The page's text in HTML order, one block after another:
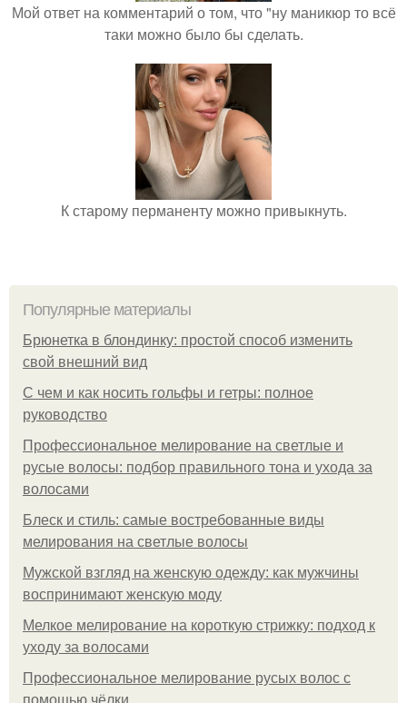
Мой ответ на комментарий о том, что "ну маникюр то всё
таки можно было бы сделать.
К старому перманенту можно привыкнуть.
Популярные материалы
Брюнетка в блондинку: простой способ изменить
свой внешний вид
С чем и как носить гольфы и гетры: полное
руководство
Профессиональное мелирование на светлые и
русые волосы: подбор правильного тона и ухода за
волосами
Блеск и стиль: самые востребованные виды
мелирования на светлые волосы
Мужской взгляд на женскую одежду: как мужчины
воспринимают женскую моду
Мелкое мелирование на короткую стрижку: подход к
уходу за волосами
Профессиональное мелирование русых волос с
помощью чёлки